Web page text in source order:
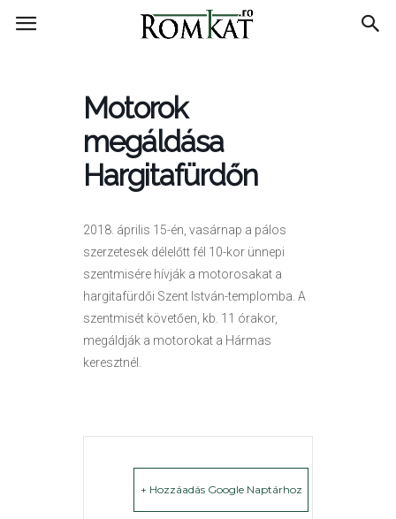
RomKat.ro
Motorok
megáldása
Hargitafürdőn
2018. április 15-én, vasárnap a pálos
szerzetesek délelőtt fél 10-kor ünnepi
szentmisére hívják a motorosakat a
hargitafürdői Szent István-templomba. A
szentmisét követően, kb. 11 órakor,
megáldják a motorokat a Hármas
keresztnél.
+ Hozzáadás Google Naptárhoz